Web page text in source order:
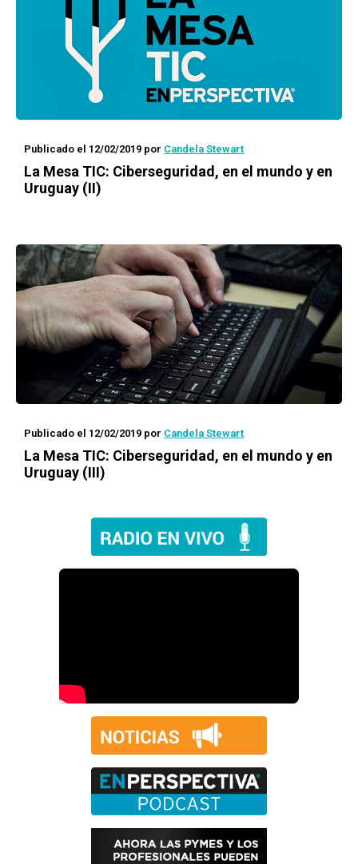
Publicado el 12/02/2019 por Candela Stewart
La Mesa TIC: Ciberseguridad, en el mundo y en
Uruguay (II)
Publicado el 12/02/2019 por Candela Stewart
La Mesa TIC: Ciberseguridad, en el mundo y en
Uruguay (III)